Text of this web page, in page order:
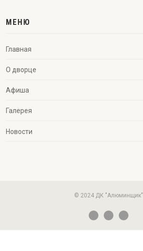
МЕНЮ
Главная
О дворце
Афиша
Галерея
Новости
© 2024 ДК "Алюминщик"